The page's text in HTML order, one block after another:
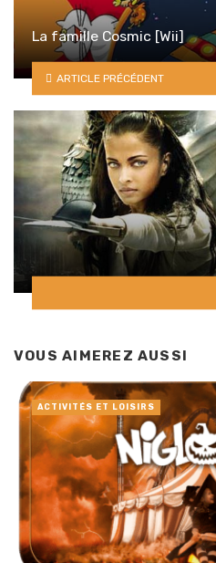
La famille Cosmic [Wii]
ARTICLE PRÉCÉDENT
VOUS AIMEREZ AUSSI
ACTIVITÉS ET LOISIRS